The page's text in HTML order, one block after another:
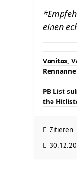
einen
Vanitas,
PB List
the
Zitieren